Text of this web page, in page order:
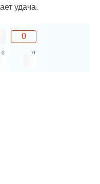
удача.
0
0 0